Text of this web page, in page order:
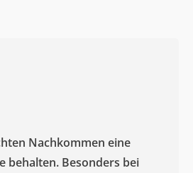
Nachkommen eine
behalten. Besonders bei